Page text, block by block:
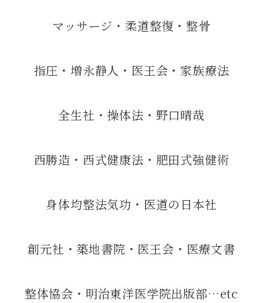
マッサージ・柔道整復・整骨
指圧・増永静人・医王会・家族療法
全生社・操体法・野口晴哉
西勝造・西式健康法・肥田式強健術
身体均整法気功・医道の日本社
創元社・築地書院・医王会・医療文書
整体協会・明治東洋医学院出版部…etc